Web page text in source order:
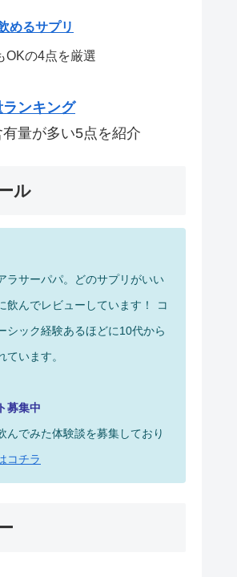
めるサプリ
OKの4点を厳選
ンキング
量が多い5点を紹介
ル
ラサーパパ。どのサプリがいい
飲んでレビューしています！
コ
シック経験あるほどに10代から
ています。
募集中
んでみた体験談を募集しており
コチラ